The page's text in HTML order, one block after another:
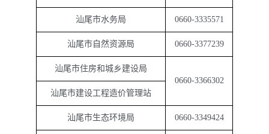
汕尾市水务局 0660-3335571
汕尾市自然资源局 0660-3377239
汕尾市住房和城乡建设局
0660-3366302
汕尾市建设工程造价管理站
汕尾市生态环境局 0660-3349424